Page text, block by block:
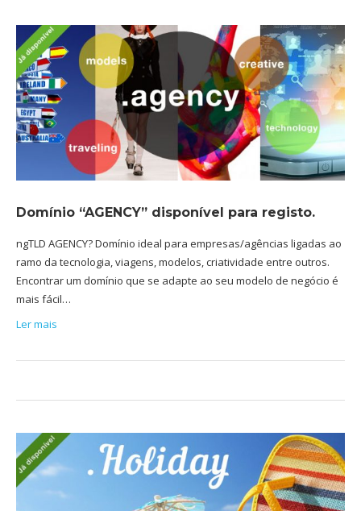
Domínio “AGENCY” disponível para registo.
ngTLD AGENCY? Domínio ideal para empresas/agências ligadas ao
ramo da tecnologia, viagens, modelos, criatividade entre outros.
Encontrar um domínio que se adapte ao seu modelo de negócio é
mais fácil…
Ler mais